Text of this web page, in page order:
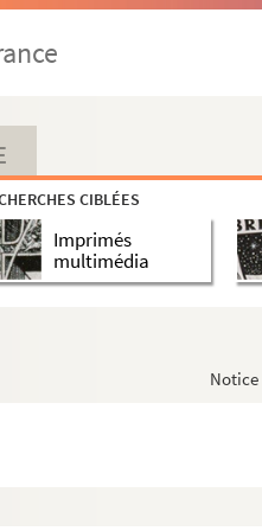
CIBLÉES
Imprimés
multimédia
Notice